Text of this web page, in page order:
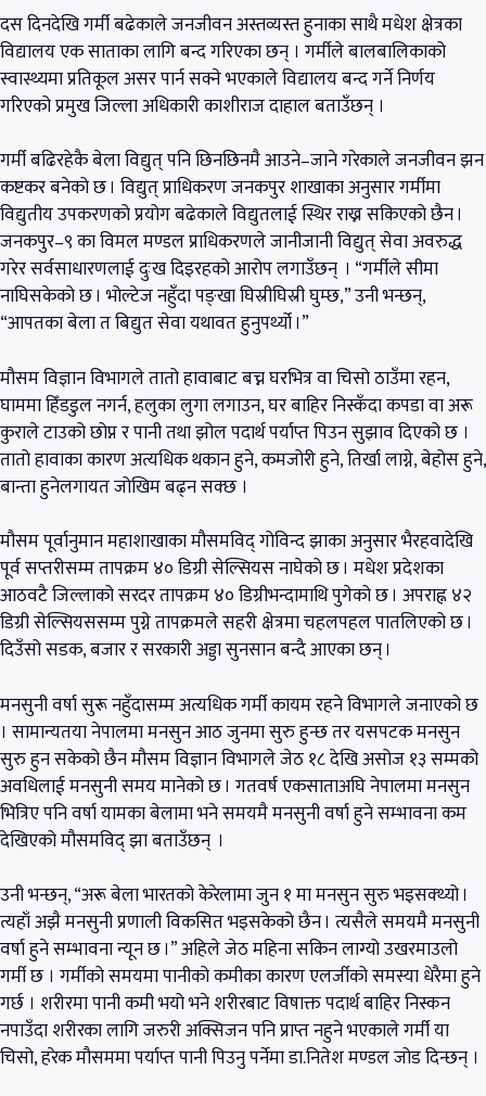
दस दिनदेखि गर्मी बढेकाले जनजीवन अस्तव्यस्त हुनाका साथै मधेश क्षेत्रका
विद्यालय एक साताका लागि बन्द गरिएका छन् । गर्मीले बालबालिकाको
स्वास्थ्यमा प्रतिकूल असर पार्न सक्ने भएकाले विद्यालय बन्द गर्ने निर्णय
गरिएको प्रमुख जिल्ला अधिकारी काशीराज दाहाल बताउँछन् ।
गर्मी बढिरहेकै बेला विद्युत् पनि छिनछिनमै आउने–जाने गरेकाले जनजीवन झन
कष्टकर बनेको छ । विद्युत् प्राधिकरण जनकपुर शाखाका अनुसार गर्मीमा
विद्युतीय उपकरणको प्रयोग बढेकाले विद्युतलाई स्थिर राख्न सकिएको छैन ।
जनकपुर–९ का विमल मण्डल प्राधिकरणले जानीजानी विद्युत् सेवा अवरुद्ध
गरेर सर्वसाधारणलाई दुःख दिइरहको आरोप लगाउँछन् । “गर्मीले सीमा
नाघिसकेको छ । भोल्टेज नहुँदा पङ्खा घिस्रीघिस्री घुम्छ,” उनी भन्छन्,
“आपतका बेला त बिद्युत सेवा यथावत हुनुपर्थ्यो ।”
मौसम विज्ञान विभागले तातो हावाबाट बच्न घरभित्र वा चिसो ठाउँमा रहन,
घाममा हिँडडुल नगर्न, हलुका लुगा लगाउन, घर बाहिर निस्कँदा कपडा वा अरू
कुराले टाउको छोप्न र पानी तथा झोल पदार्थ पर्याप्त पिउन सुझाव दिएको छ ।
तातो हावाका कारण अत्यधिक थकान हुने, कमजोरी हुने, तिर्खा लाग्ने, बेहोस हुने,
बान्ता हुनेलगायत जोखिम बढ्न सक्छ ।
मौसम पूर्वानुमान महाशाखाका मौसमविद् गोविन्द झाका अनुसार भैरहवादेखि
पूर्व सप्तरीसम्म तापक्रम ४० डिग्री सेल्सियस नाघेको छ । मधेश प्रदेशका
आठवटै जिल्लाको सरदर तापक्रम ४० डिग्रीभन्दामाथि पुगेको छ । अपराह्न ४२
डिग्री सेल्सियससम्म पुग्ने तापक्रमले सहरी क्षेत्रमा चहलपहल पातलिएको छ ।
दिउँसो सडक, बजार र सरकारी अड्डा सुनसान बन्दै आएका छन् ।
मनसुनी वर्षा सुरू नहुँदासम्म अत्यधिक गर्मी कायम रहने विभागले जनाएको छ
। सामान्यतया नेपालमा मनसुन आठ जुनमा सुरु हुन्छ तर यसपटक मनसुन
सुरु हुन सकेको छैन मौसम विज्ञान विभागले जेठ १८ देखि असोज १३ सम्मको
अवधिलाई मनसुनी समय मानेको छ । गतवर्ष एकसाताअघि नेपालमा मनसुन
भित्रिए पनि वर्षा यामका बेलामा भने समयमै मनसुनी वर्षा हुने सम्भावना कम
देखिएको मौसमविद् झा बताउँछन् ।
उनी भन्छन्, “अरू बेला भारतको केरेलामा जुन १ मा मनसुन सुरु भइसक्थ्यो ।
त्यहाँ अझै मनसुनी प्रणाली विकसित भइसकेको छैन । त्यसैले समयमै मनसुनी
वर्षा हुने सम्भावना न्यून छ ।” अहिले जेठ महिना सकिन लाग्यो उखरमाउलो
गर्मी छ । गर्मीको समयमा पानीको कमीका कारण एलर्जीको समस्या धेरैमा हुने
गर्छ । शरीरमा पानी कमी भयो भने शरीरबाट विषाक्त पदार्थ बाहिर निस्कन
नपाउँदा शरीरका लागि जरुरी अक्सिजन पनि प्राप्त नहुने भएकाले गर्मी या
चिसो, हरेक मौसममा पर्याप्त पानी पिउनु पर्नेमा डा.नितेश मण्डल जोड दिन्छन् ।